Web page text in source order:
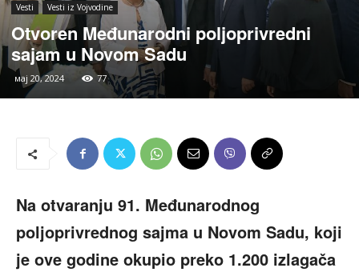
Vesti Vesti iz Vojvodine
Otvoren Međunarodni poljoprivredni
sajam u Novom Sadu
мај 20, 2024 77
Na otvaranju 91. Međunarodnog
poljoprivrednog sajma u Novom Sadu, koji
je ove godine okupio preko 1.200 izlagača